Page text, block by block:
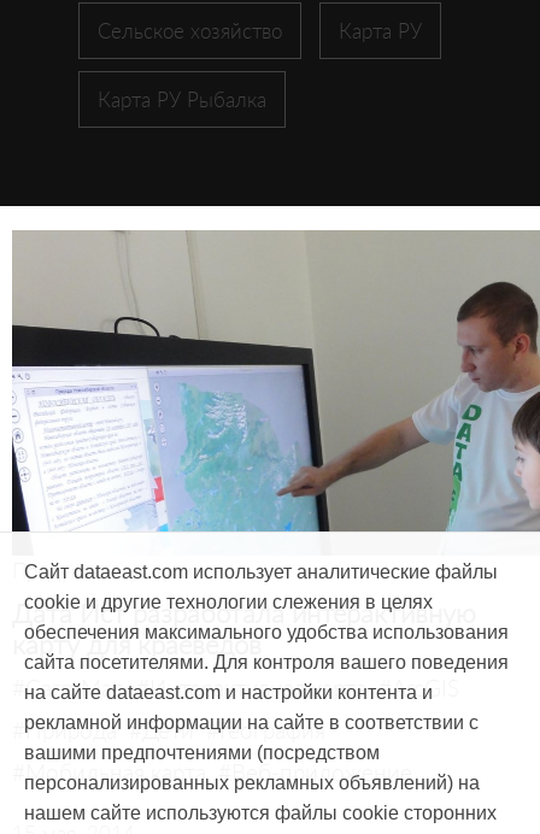
Сельское хозяйство Карта РУ
Карта РУ Рыбалка
Продукты и услуги
Дата Ист разработала интерактивную
карту для краеведов
#CarryMap #Интерактивная карта #ArcGIS
#Природа #Дети #География
#Мобильная карта #Веб-приложение
Сайт dataeast.com использует аналитические файлы
cookie и другие технологии слежения в целях
обеспечения максимального удобства использования
сайта посетителями. Для контроля вашего поведения
на сайте dataeast.com и настройки контента и
рекламной информации на сайте в соответствии с
вашими предпочтениями (посредством
персонализированных рекламных объявлений) на
нашем сайте используются файлы cookie сторонних